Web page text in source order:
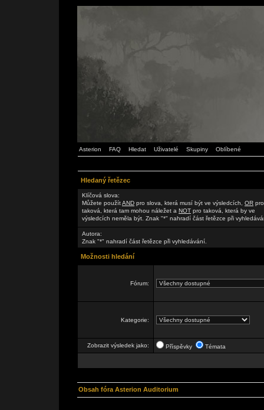
Asterion FAQ Hledat Uživatelé Skupiny Oblíbené
Hledaný řetězec
Klíčová slova:
Můžete použítAND pro slova, která musí být ve výsledcích, OR pro
taková, která tam mohou náležet a NOT pro taková, která by ve
výsledcích neměla být. Znak "*" nahradí část řetězce při
Autora:
Znak "*" nahradí část řetězce při vyhledávání.
Možnosti hledání
Fórum:
Kategorie:
Zobrazit výsledek jako: Příspěvky Témata
Obsah fóra Asterion Auditorium